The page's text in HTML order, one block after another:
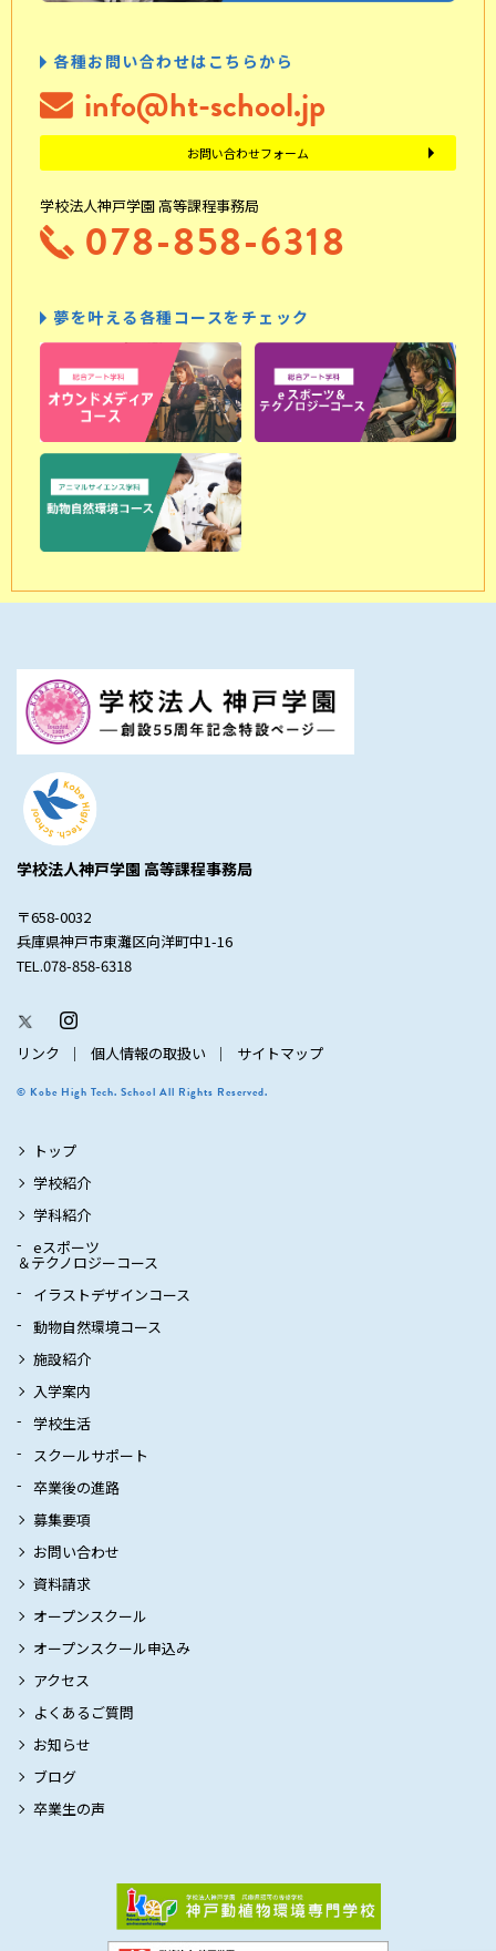
各種お問い合わせはこちらから
info@ht-school.jp
お問い合わせフォーム
学校法人神戸学園 高等課程事務局
078-858-6318
夢を叶える各種コースをチェック
学校法人神戸学園 高等課程事務局
〒658-0032
兵庫県神戸市東灘区向洋町中1-16
TEL.078-858-6318
リンク 個人情報の取扱い サイトマップ
© Kobe High Tech. School All Rights Reserved.
トップ
学校紹介
学科紹介
eスポーツ
＆テクノロジーコース
イラストデザインコース
動物自然環境コース
施設紹介
入学案内
学校生活
スクールサポート
卒業後の進路
募集要項
お問い合わせ
資料請求
オープンスクール
オープンスクール申込み
アクセス
よくあるご質問
お知らせ
ブログ
卒業生の声